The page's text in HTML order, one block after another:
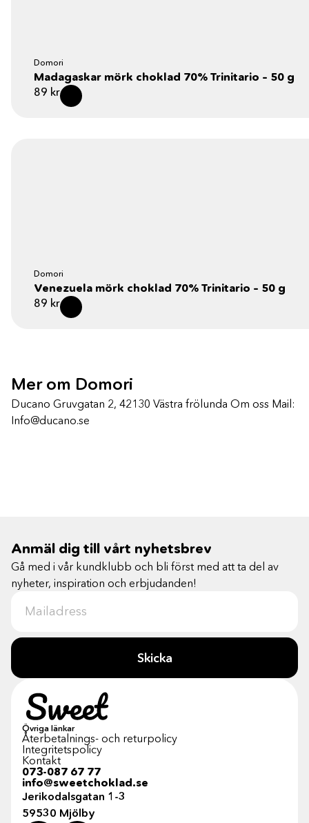
Domori
Madagaskar mörk choklad 70% Trinitario – 50 g
89 kr
Domori
Venezuela mörk choklad 70% Trinitario – 50 g
89 kr
Mer om Domori
Ducano Gruvgatan 2, 42130 Västra frölunda Om oss Mail:
Info@ducano.se
Anmäl dig till vårt nyhetsbrev
Gå med i vår kundklubb och bli först med att ta del av
nyheter, inspiration och erbjudanden!
Skicka
Övriga länkar
Återbetalnings- och returpolicy
Integritetspolicy
Kontakt
073-087 67 77
info@sweetchoklad.se
Jerikodalsgatan 1-3
59530 Mjölby